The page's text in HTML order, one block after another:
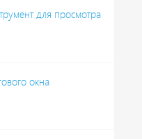
для просмотра
окна